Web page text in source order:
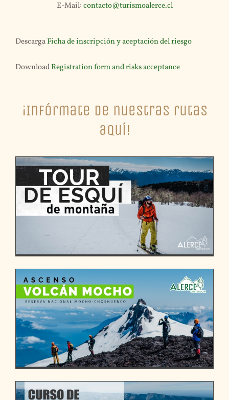
E-Mail:contacto@turismoalerce.cl
DescargaFicha de inscripción y aceptación del riesgo
DownloadRegistration form and risks acceptance
¡Infórmate de nuestras rutas
aquí!